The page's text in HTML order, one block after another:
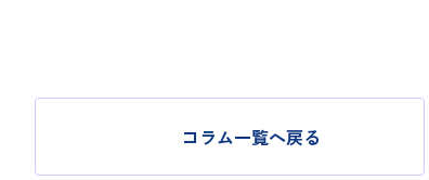
コラム一覧へ戻る